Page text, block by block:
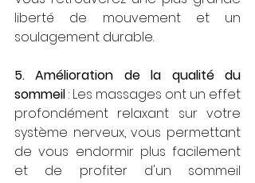
liberté de mouvement et un
soulagement durable.
5. Amélioration de la qualité du
sommeil : Les massages ont un effet
profondément relaxant sur votre
système nerveux, vous permettant
de vous endormir plus facilement
et de profiter d'un sommeil